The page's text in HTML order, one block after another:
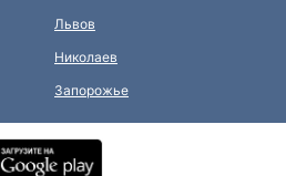
Львов
Николаев
Запорожье